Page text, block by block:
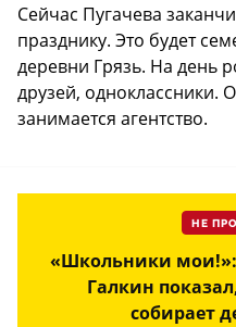
Сейчас Пугачева
празднику. Это будет
деревни Грязь. На день
друзей, одноклассники.
занимается агентство.
НЕ
«Школьники
Галкин
собирает